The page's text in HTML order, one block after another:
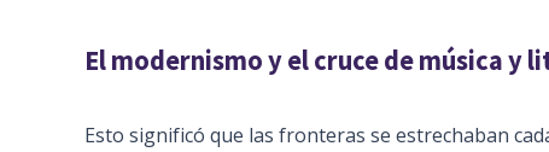
El modernismo y el cruce de música y
Esto significó que las fronteras se estrechaban